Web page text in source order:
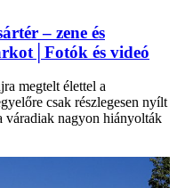
– zene és
és videó
megtelt élettel a
csak részlegesen nyílt
váradiak nagyon hiányolták